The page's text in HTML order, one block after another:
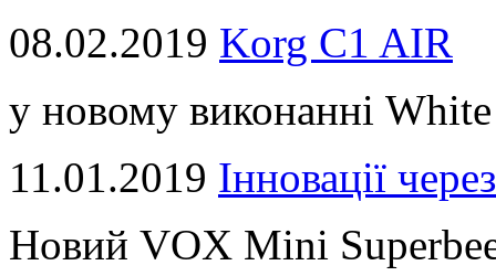
08.02.2019 Korg C1 AIR
у новому виконанні
11.01.2019 Інновації
Новий VOX Mini